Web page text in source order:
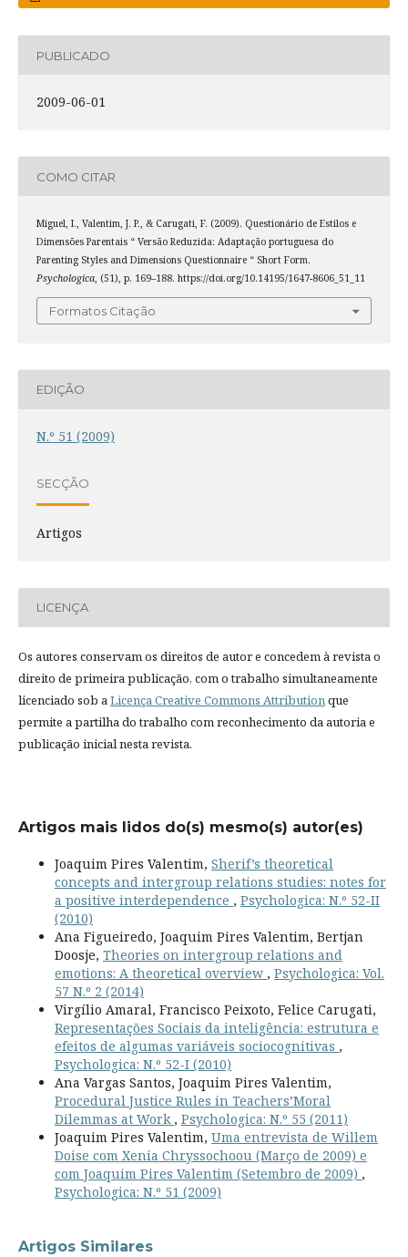
PUBLICADO
2009-06-01
COMO CITAR
Miguel, I., Valentim, J. P., & Carugati, F. (2009). Questionário de Estilos e
Dimensões Parentais “ Versão Reduzida: Adaptação portuguesa do
Parenting Styles and Dimensions Questionnaire “ Short Form.
Psychologica, (51), p. 169–188. https://doi.org/10.14195/1647-8606_51_11
Formatos Citação
EDIÇÃO
N.º 51 (2009)
SECÇÃO
Artigos
LICENÇA
Os autores conservam os direitos de autor e concedem à revista o
direito de primeira publicação, com o trabalho simultaneamente
licenciado sob aLicença Creative Commons Attributionque
permite a partilha do trabalho com reconhecimento da autoria e
publicação inicial nesta revista.
Artigos mais lidos do(s) mesmo(s) autor(es)
Joaquim Pires Valentim, Sherif’s theoretical
concepts and intergroup relations studies: notes for
a positive interdependence , Psychologica: N.º 52-II
(2010)
Ana Figueiredo, Joaquim Pires Valentim, Bertjan
Doosje, Theories on intergroup relations and
emotions: A theoretical overview , Psychologica: Vol.
57 N.º 2 (2014)
Virgílio Amaral, Francisco Peixoto, Felice Carugati,
Representações Sociais da inteligência: estrutura e
efeitos de algumas variáveis sociocognitivas ,
Psychologica: N.º 52-I (2010)
Ana Vargas Santos, Joaquim Pires Valentim,
Procedural Justice Rules in Teachers’Moral
Dilemmas at Work , Psychologica: N.º 55 (2011)
Joaquim Pires Valentim, Uma entrevista de Willem
Doise com Xenia Chryssochoou (Março de 2009) e
com Joaquim Pires Valentim (Setembro de 2009) ,
Psychologica: N.º 51 (2009)
Artigos Similares